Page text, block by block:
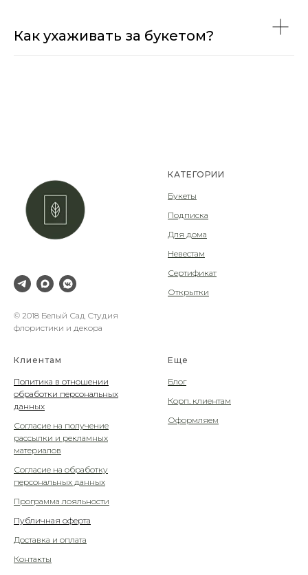
Как ухаживать за букетом?
© 2018 Белый Сад Студия
флористики и декора
КАТЕГОРИИ
Букеты
Подписка
Для дома
Невестам
Сертификат
Открытки
Клиентам
Политика в отношении
обработки персональных
данных
Согласие на получение
рассылки и рекламных
материалов
Согласие на обработку
персональных данных
Программа лояльности
Публичная оферта
Доставка и оплата
Контакты
Еще
Блог
Корп. клиентам
Оформляем